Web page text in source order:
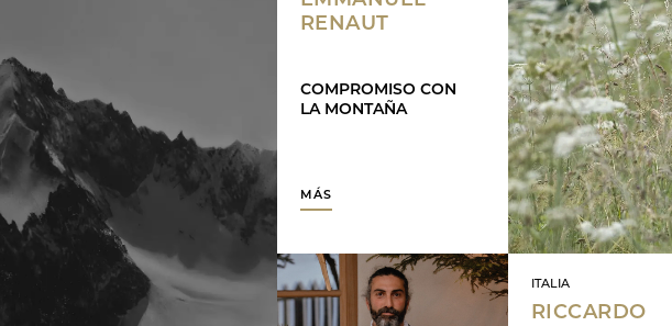
RENAUT
COMPROMISO CON
LA MONTAÑA
MÁS
ITALIA
RICCARDO